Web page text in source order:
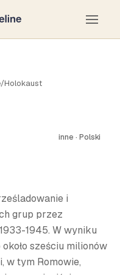
/Holokaust
inne · Polski
i
grup przez
1945. W wyniku
sześciu milionów
w tym Romowie,